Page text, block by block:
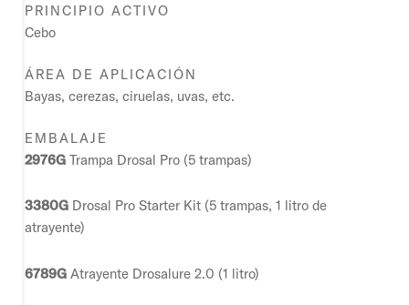
PRINCIPIO ACTIVO
Cebo
ÁREA DE APLICACIÓN
Bayas, cerezas, ciruelas, uvas, etc.
EMBALAJE
2976G Trampa Drosal Pro (5 trampas)
3380G Drosal Pro Starter Kit (5 trampas, 1 litro de
atrayente)
6789G Atrayente Drosalure 2.0 (1 litro)